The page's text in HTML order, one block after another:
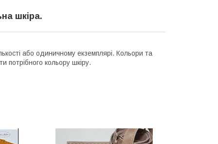
шкіра.
або одиничному екземплярі. Кольори та
потрібного кольору шкіру.